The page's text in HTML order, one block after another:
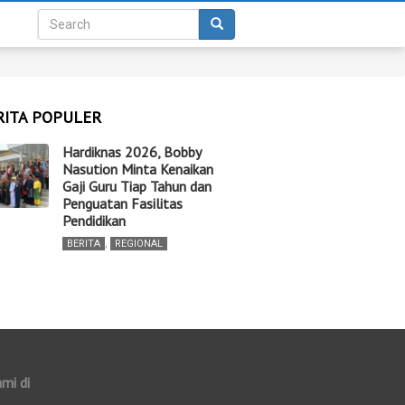
POPULER
Hardiknas 2026, Bobby
Nasution Minta Kenaikan
Gaji Guru Tiap Tahun dan
Penguatan Fasilitas
Pendidikan
BERITA , REGIONAL
di